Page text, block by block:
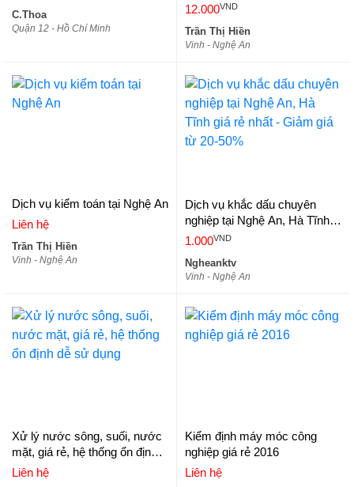
C.Thoa
Quận 12 - Hồ Chí Minh
12.000VND
Trần Thị Hiền
Vinh - Nghệ An
Dịch vụ kiểm toán tại Nghệ An
Liên hệ
Trần Thị Hiền
Vinh - Nghệ An
Dịch vụ khắc dấu chuyên
nghiệp tại Nghệ An, Hà Tĩnh
giá rẻ nhất - Giảm giá từ 20-
1.000VND
Ngheanktv
Vinh - Nghệ An
Xử lý nước sông, suối, nước
mặt, giá rẻ, hệ thống ổn định
dễ sử dụng
Liên hệ
Kiểm định máy móc công
nghiệp giá rẻ 2016
Liên hệ